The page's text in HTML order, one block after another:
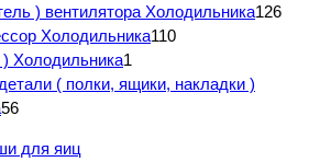
) вентилятора Холодильника126
Холодильника110
Холодильника1
( полки, ящики, накладки )
56
для яиц